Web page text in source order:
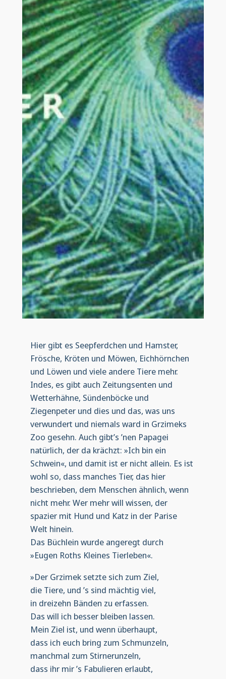
Hier gibt es Seepferdchen und Hamster,
Frösche, Kröten und Möwen, Eichhörnchen
und Löwen und viele andere Tiere mehr.
Indes, es gibt auch Zeitungsenten und
Wetterhähne, Sündenböcke und
Ziegenpeter und dies und das, was uns
verwundert und niemals ward in Grzimeks
Zoo gesehn. Auch gibt’s ’nen Papagei
natürlich, der da krächzt: »Ich bin ein
Schwein«, und damit ist er nicht allein. Es ist
wohl so, dass manches Tier, das hier
beschrieben, dem Menschen ähnlich, wenn
nicht mehr. Wer mehr will wissen, der
spazier mit Hund und Katz in der Parise
Welt hinein.
Das Büchlein wurde angeregt durch
»Eugen Roths Kleines Tierleben«.
»Der Grzimek setzte sich zum Ziel,
die Tiere, und ’s sind mächtig viel,
in dreizehn Bänden zu erfassen.
Das will ich besser bleiben lassen.
Mein Ziel ist, und wenn überhaupt,
dass ich euch bring zum Schmunzeln,
manchmal zum Stirnerunzeln,
dass ihr mir ’s Fabulieren erlaubt,